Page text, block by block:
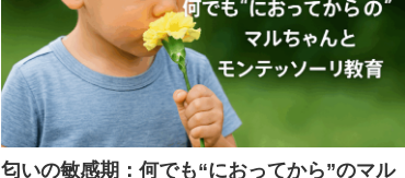
匂いの敏感期：何でも“におってから”のマル